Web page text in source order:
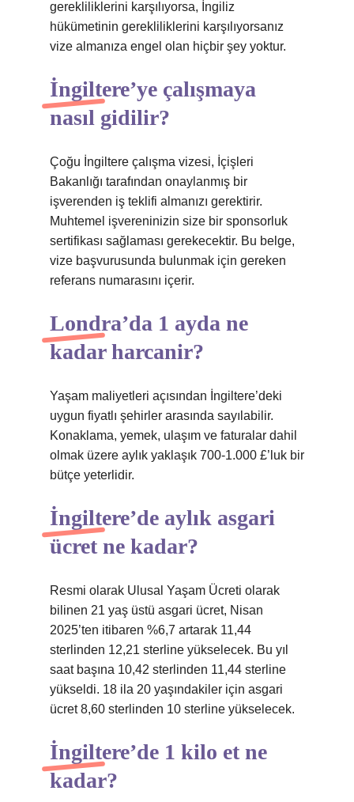
gerekliliklerini karşılıyorsa, İngiliz
hükümetinin gerekliliklerini karşılıyorsanız
vize almanıza engel olan hiçbir şey yoktur.
İngiltere’ye çalışmaya
nasıl gidilir?
Çoğu İngiltere çalışma vizesi, İçişleri
Bakanlığı tarafından onaylanmış bir
işverenden iş teklifi almanızı gerektirir.
Muhtemel işvereninizin size bir sponsorluk
sertifikası sağlaması gerekecektir. Bu belge,
vize başvurusunda bulunmak için gereken
referans numarasını içerir.
Londra’da 1 ayda ne
kadar harcanir?
Yaşam maliyetleri açısından İngiltere’deki
uygun fiyatlı şehirler arasında sayılabilir.
Konaklama, yemek, ulaşım ve faturalar dahil
olmak üzere aylık yaklaşık 700-1.000 £’luk bir
bütçe yeterlidir.
İngiltere’de aylık asgari
ücret ne kadar?
Resmi olarak Ulusal Yaşam Ücreti olarak
bilinen 21 yaş üstü asgari ücret, Nisan
2025’ten itibaren %6,7 artarak 11,44
sterlinden 12,21 sterline yükselecek. Bu yıl
saat başına 10,42 sterlinden 11,44 sterline
yükseldi. 18 ila 20 yaşındakiler için asgari
ücret 8,60 sterlinden 10 sterline yükselecek.
İngiltere’de 1 kilo et ne
kadar?